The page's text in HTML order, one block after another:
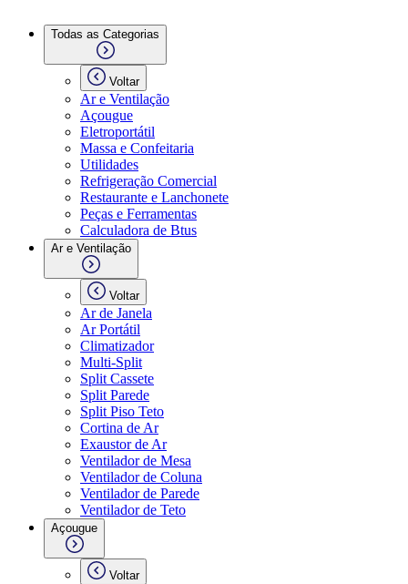
Todas as Categorias
Voltar
Ar e Ventilação
Açougue
Eletroportátil
Massa e Confeitaria
Utilidades
Refrigeração Comercial
Restaurante e Lanchonete
Peças e Ferramentas
Calculadora de Btus
Ar e Ventilação
Voltar
Ar de Janela
Ar Portátil
Climatizador
Multi-Split
Split Cassete
Split Parede
Split Piso Teto
Cortina de Ar
Exaustor de Ar
Ventilador de Mesa
Ventilador de Coluna
Ventilador de Parede
Ventilador de Teto
Açougue
Voltar